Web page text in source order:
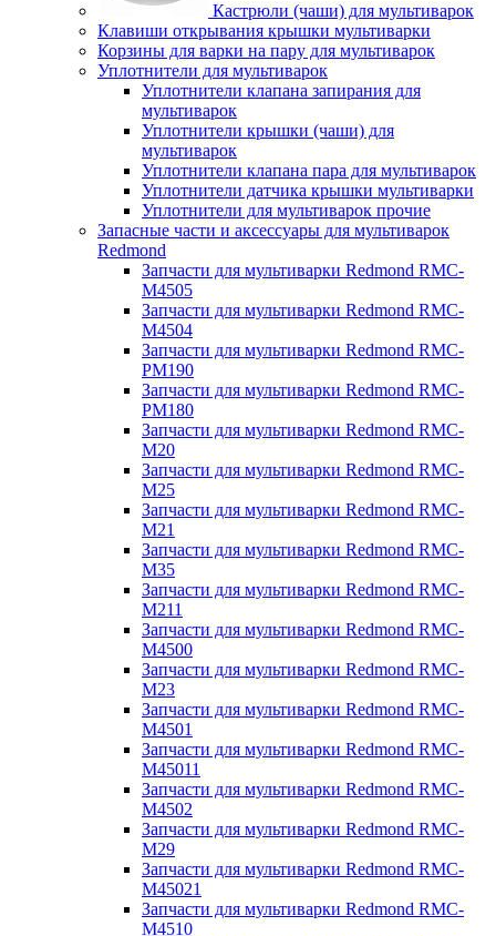
Кастрюли (чаши) для мультиварок
Клавиши открывания крышки мультиварки
Корзины для варки на пару для мультиварок
Уплотнители для мультиварок
Уплотнители клапана запирания для
мультиварок
Уплотнители крышки (чаши) для
мультиварок
Уплотнители клапана пара для мультиварок
Уплотнители датчика крышки мультиварки
Уплотнители для мультиварок прочие
Запасные части и аксессуары для мультиварок
Redmond
Запчасти для мультиварки Redmond RMC-
M4505
Запчасти для мультиварки Redmond RMC-
M4504
Запчасти для мультиварки Redmond RMC-
PM190
Запчасти для мультиварки Redmond RMC-
PM180
Запчасти для мультиварки Redmond RMC-
M20
Запчасти для мультиварки Redmond RMC-
M25
Запчасти для мультиварки Redmond RMC-
M21
Запчасти для мультиварки Redmond RMC-
M35
Запчасти для мультиварки Redmond RMC-
M211
Запчасти для мультиварки Redmond RMC-
M4500
Запчасти для мультиварки Redmond RMC-
M23
Запчасти для мультиварки Redmond RMC-
M4501
Запчасти для мультиварки Redmond RMC-
M45011
Запчасти для мультиварки Redmond RMC-
M4502
Запчасти для мультиварки Redmond RMC-
M29
Запчасти для мультиварки Redmond RMC-
M45021
Запчасти для мультиварки Redmond RMC-
M4510